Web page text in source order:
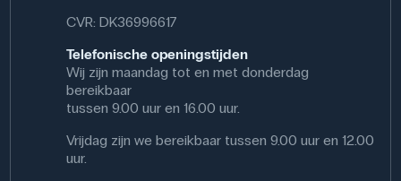
CVR: DK36996617
Telefonische openingstijden
Wij zijn maandag tot en met donderdag
bereikbaar
tussen 9.00 uur en 16.00 uur.
Vrijdag zijn we bereikbaar tussen 9.00 uur en 12.00
uur.